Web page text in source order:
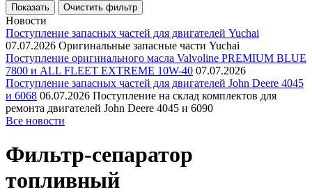
Новости
Поступление запасных частей для двигателей Yuchai
07.07.2026 Оригинальные запасные части Yuchai
Поступление оригинального масла Valvoline PREMIUM BLUE
7800 и ALL FLEET EXTREME 10W-40 07.07.2026
Поступление запасных частей для двигателей John Deere 4045
и 6068 06.07.2026 Поступление на склад комплектов для
ремонта двигателей John Deere 4045 и 6090
Все новости
Фильтр-сепаратор
топливный